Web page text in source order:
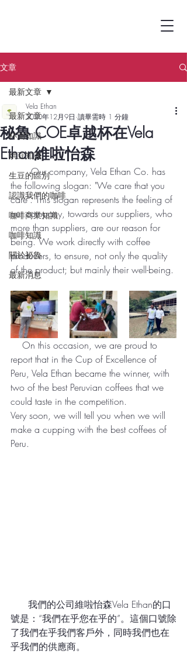
文章
最新文章
杯測知識
烘豆知識
生豆的區別
認識我們的咖啡
咖啡商業知識
咖啡知識
關於祕魯
最新消息
最新文章
秘魯 COE卓越杯在Vela
Ethan維啦怡森
Vela Ethan
2020年12月9日 讀畢需時 1 分鐘
       Our company, Vela Ethan Co. has
the following slogan: "We care that you
care". This slogan represents the feeling of
our company, towards our suppliers, who
more than suppliers, are our reason for
being. We work directly with coffee
producers, to ensure, not only the quality
of the product; but mainly their well-being.
report that in the Cup of Excellence of
Peru, Vela Ethan became the winner, with
two of the best Peruvian coffees that we
could taste in the competition.
Very soon, we will tell you when we will
make a cupping with the best coffees of
Peru.
號是：“我們在乎您在乎的”。這個口號除
了我們在乎我們客戶外，同時我們也在
乎我們的供應商。